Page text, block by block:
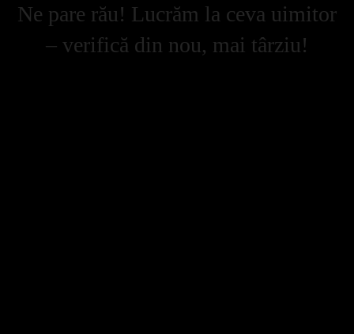
Ne pare rău! Lucrăm la ceva uimitor
– verifică din nou, mai târziu!